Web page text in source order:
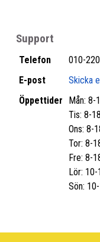
Support
Telefon
010-
E-post
Skicka
Öppettider
Mån: 8-
Tis: 8-18
Ons: 8-
Tor: 8-
Fre: 8-
Lör: 10-
Sön: